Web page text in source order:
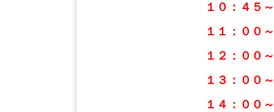
１０：４５
１１：００
１２：００
１３：００
１４：００